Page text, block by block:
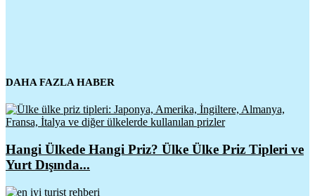
DAHA FAZLA HABER
Hangi Ülkede Hangi Priz? Ülke Ülke Priz Tipleri ve
Yurt Dışında...